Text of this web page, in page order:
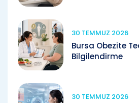
30 TEMMUZ 2026
Bursa Obezite
Bilgilendirme
30 TEMMUZ 2026